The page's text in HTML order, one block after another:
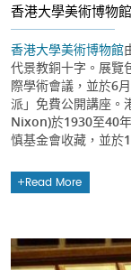
香港大學美術博物
香港大學美術博物館
代景教銅十字。展覽
際學術會議，並於6
派」免費公開講座。
Nixon)於1930至40
慎基金會收藏，並於
Read More